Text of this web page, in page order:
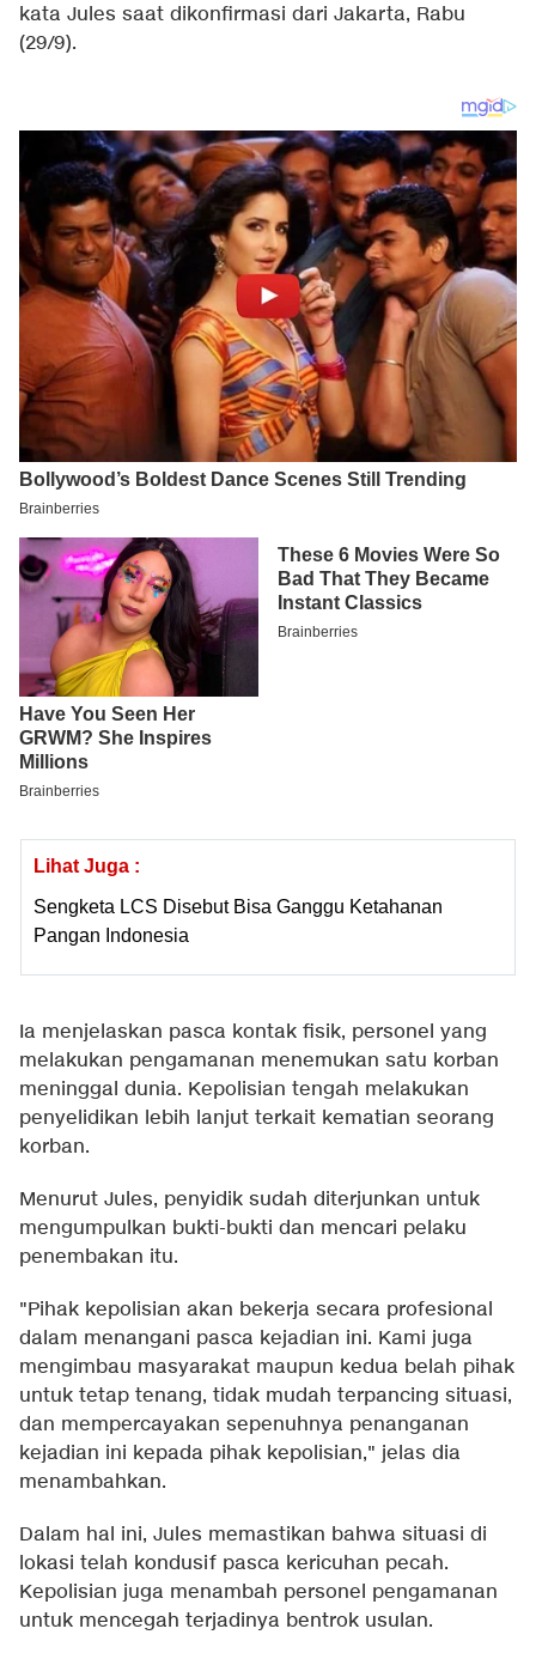
kata Jules saat dikonfirmasi dari Jakarta, Rabu
(29/9).
Lihat Juga :
Sengketa LCS Disebut Bisa Ganggu Ketahanan
Pangan Indonesia
Ia menjelaskan pasca kontak fisik, personel yang
melakukan pengamanan menemukan satu korban
meninggal dunia. Kepolisian tengah melakukan
penyelidikan lebih lanjut terkait kematian seorang
korban.
Menurut Jules, penyidik sudah diterjunkan untuk
mengumpulkan bukti-bukti dan mencari pelaku
penembakan itu.
"Pihak kepolisian akan bekerja secara profesional
dalam menangani pasca kejadian ini. Kami juga
mengimbau masyarakat maupun kedua belah pihak
untuk tetap tenang, tidak mudah terpancing situasi,
dan mempercayakan sepenuhnya penanganan
kejadian ini kepada pihak kepolisian," jelas dia
menambahkan.
Dalam hal ini, Jules memastikan bahwa situasi di
lokasi telah kondusif pasca kericuhan pecah.
Kepolisian juga menambah personel pengamanan
untuk mencegah terjadinya bentrok usulan.